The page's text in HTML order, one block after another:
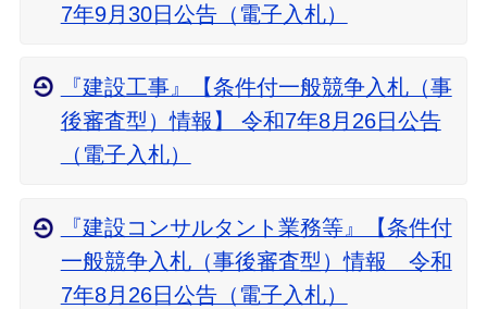
7年9月30日公告（電子入札）
『建設工事』【条件付一般競争入札（事
後審査型）情報】 令和7年8月26日公告
（電子入札）
『建設コンサルタント業務等』【条件付
一般競争入札（事後審査型）情報 令和
7年8月26日公告（電子入札）